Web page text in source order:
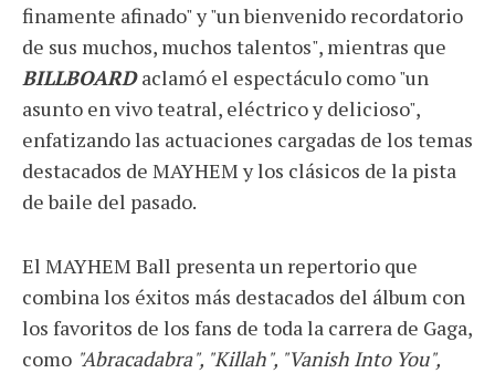
finamente afinado" y "un bienvenido recordatorio
de sus muchos, muchos talentos", mientras que
BILLBOARDaclamó el espectáculo como "un
asunto en vivo teatral, eléctrico y delicioso",
enfatizando las actuaciones cargadas de los temas
destacados de MAYHEM y los clásicos de la pista
de baile del pasado.
El MAYHEM Ball presenta un repertorio que
combina los éxitos más destacados del álbum con
los favoritos de los fans de toda la carrera de Gaga,
como "Abracadabra", "Killah", "Vanish Into You",